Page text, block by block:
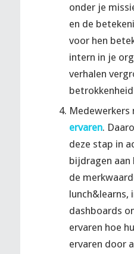
onder je
en de
voor hen
intern in je
verhalen
Medewerkers
ervaren.
deze stap in
bijdragen aan
de
lunch&learns,
dashboards
ervaren hoe
ervaren door